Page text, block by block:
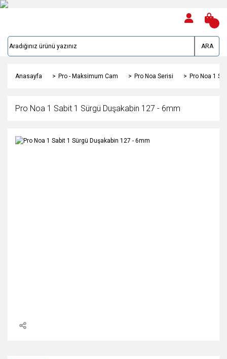
ARA
Anasayfa Pro - Maksimum Cam Pro Noa Serisi Pro Noa 1
Pro Noa 1 Sabit 1 Sürgü Duşakabin 127 - 6mm